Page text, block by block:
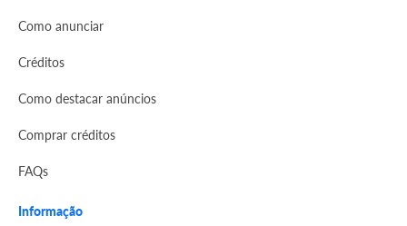
Como anunciar
Créditos
Como destacar anúncios
Comprar créditos
FAQs
Informação